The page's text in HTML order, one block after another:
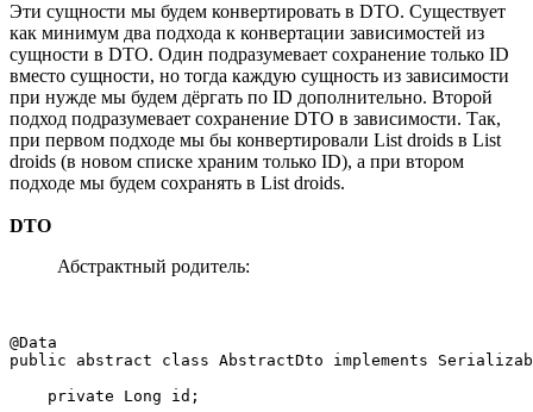
Эти сущности мы будем конвертировать в DTO. Существует
как минимум два подхода к конвертации зависимостей из
сущности в DTO. Один подразумевает сохранение только ID
вместо сущности, но тогда каждую сущность из зависимости
при нужде мы будем дёргать по ID дополнительно. Второй
подход подразумевает сохранение DTO в зависимости. Так,
при первом подходе мы бы конвертировали List droids в List
droids (в новом списке храним только ID), а при втором
подходе мы будем сохранять в List droids.
DTO
Абстрактный родитель:
@Data
public abstract class AbstractDto implements
    private Long id;